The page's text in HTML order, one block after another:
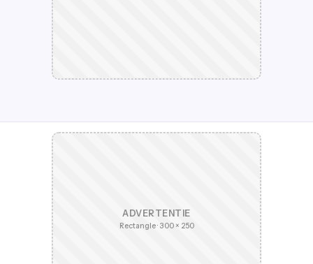
ADVERTENTIE
Rectangle · 300 × 250